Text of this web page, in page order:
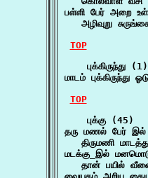
பள்ளி பேர் அறை
அழிவுறு
TOP
    புக்கிருந்து (1)
மாடம்
TOP
    புக்கு (45)
தரு மணல் பேர் இல்
திருமணி
மடக்கு_இல்
தான் பயில்